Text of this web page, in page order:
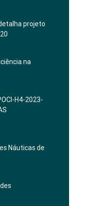
projeto
na
H4-2023-
Náuticas de